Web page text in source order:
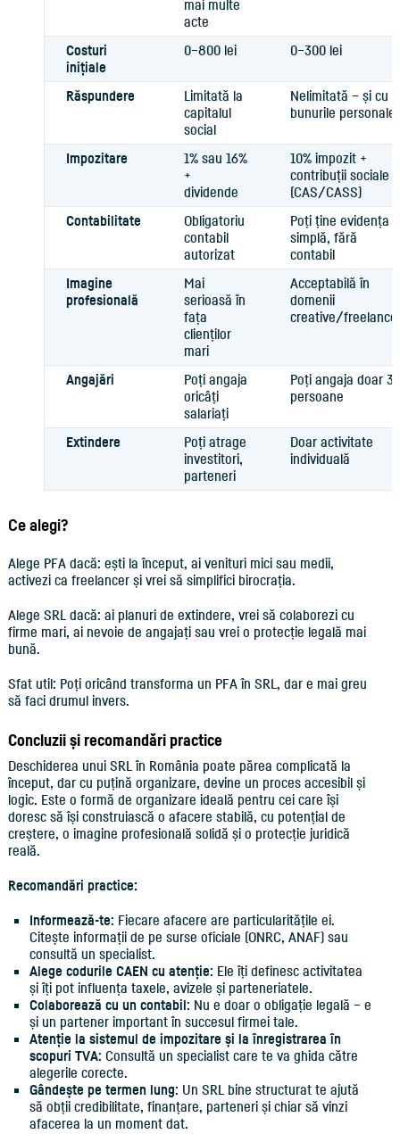
mai multe
acte
Costuri
inițiale
0–800 lei 0–300 lei
Răspundere
Limitată la
capitalul
social
Nelimitată – și cu
bunurile personale
Impozitare
1% sau 16%
+
dividende
10% impozit +
contribuții sociale
(CAS/CASS)
Contabilitate
Obligatoriu
contabil
autorizat
Poți ține evidența
simplă, fără
contabil
Imagine
profesională
Mai
serioasă în
fața
clienților
mari
Acceptabilă în
domenii
creative/freelance
Angajări
Poți angaja
oricâți
salariați
Poți angaja doar 3
persoane
Extindere
Poți atrage
investitori,
parteneri
Doar activitate
individuală
Ce alegi?
Alege PFA dacă: ești la început, ai venituri mici sau medii,
activezi ca freelancer și vrei să simplifici birocrația.
Alege SRL dacă: ai planuri de extindere, vrei să colaborezi cu
firme mari, ai nevoie de angajați sau vrei o protecție legală mai
bună.
Sfat util: Poți oricând transforma un PFA în SRL, dar e mai greu
să faci drumul invers.
Concluzii și recomandări practice
Deschiderea unui SRL în România poate părea complicată la
început, dar cu puțină organizare, devine un proces accesibil și
logic. Este o formă de organizare ideală pentru cei care își
doresc să își construiască o afacere stabilă, cu potențial de
creștere, o imagine profesională solidă și o protecție juridică
reală.
Recomandări practice:
Informează-te: Fiecare afacere are particularitățile ei.
Citește informații de pe surse oficiale (ONRC, ANAF) sau
consultă un specialist.
Alege codurile CAEN cu atenție: Ele îți definesc activitatea
și îți pot influența taxele, avizele și parteneriatele.
Colaborează cu un contabil: Nu e doar o obligație legală – e
și un partener important în succesul firmei tale.
Atenție la sistemul de impozitare și la înregistrarea în
scopuri TVA: Consultă un specialist care te va ghida către
alegerile corecte.
Gândește pe termen lung: Un SRL bine structurat te ajută
să obții credibilitate, finanțare, parteneri și chiar să vinzi
afacerea la un moment dat.